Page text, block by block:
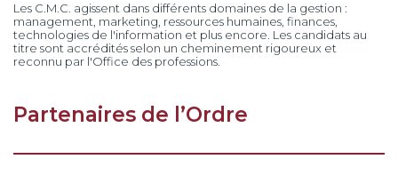
Les C.M.C. agissent dans différents domaines de la gestion :
management, marketing, ressources humaines, finances,
technologies de l'information et plus encore. Les candidats au
titre sont accrédités selon un cheminement rigoureux et
reconnu par l'Office des professions.
Partenaires de l’Ordre